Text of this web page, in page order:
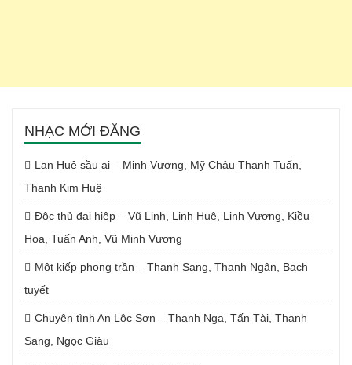
NHẠC MỚI ĐĂNG
Lan Huệ sầu ai – Minh Vương, Mỹ Châu Thanh Tuấn,
Thanh Kim Huệ
Độc thủ đại hiệp – Vũ Linh, Linh Huệ, Linh Vương, Kiều
Hoa, Tuấn Anh, Vũ Minh Vương
Một kiếp phong trần – Thanh Sang, Thanh Ngân, Bạch
tuyết
Chuyện tình An Lộc Sơn – Thanh Nga, Tấn Tài, Thanh
Sang, Ngọc Giàu